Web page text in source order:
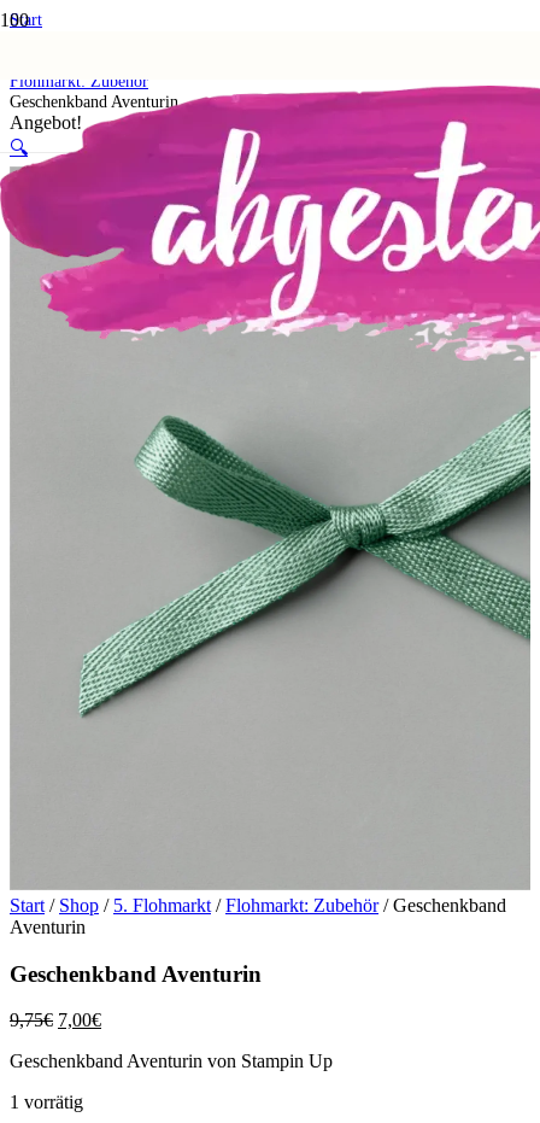
Start
Flohmarkt: Zubehör
Geschenkband Aventurin
Angebot!
🔍
Start / Shop / 5. Flohmarkt /Flohmarkt: Zubehör/ Geschenkband
Aventurin
Geschenkband Aventurin
9,75€ Ursprünglicher
war:
7,00€Aktueller
ist:
Geschenkband Aventurin von Stampin Up
1 vorrätig